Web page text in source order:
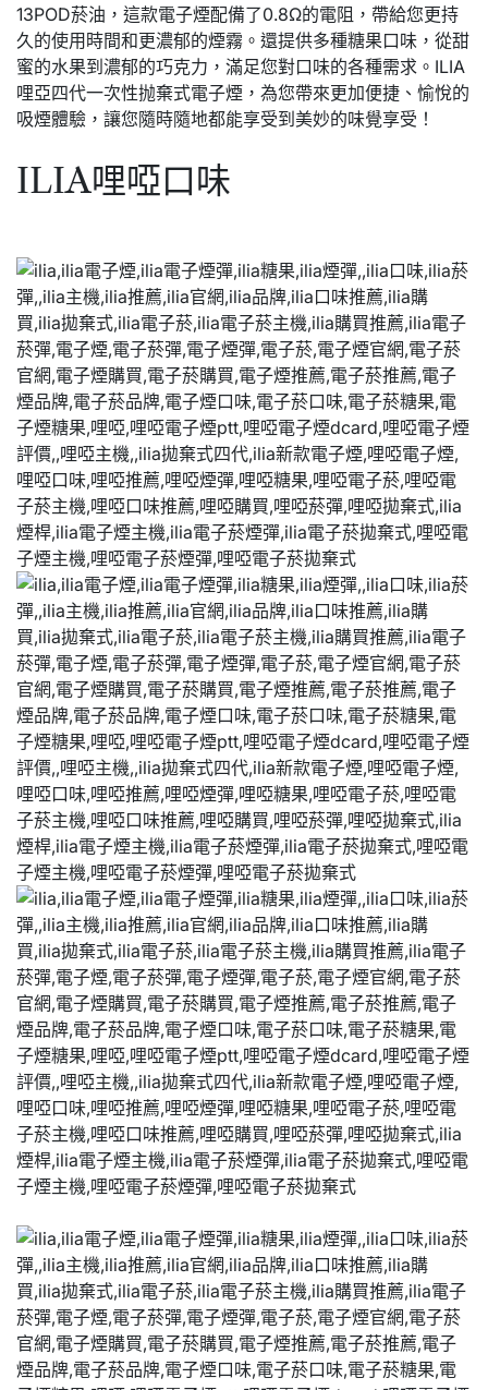
13POD菸油，這款電子煙配備了0.8Ω的電阻，帶給您更持
久的使用時間和更濃郁的煙霧。還提供多種糖果口味，從甜
蜜的水果到濃郁的巧克力，滿足您對口味的各種需求。ILIA
哩亞四代一次性抛棄式電子煙，為您帶來更加便捷、愉悅的
吸煙體驗，讓您隨時隨地都能享受到美妙的味覺享受！
ILIA哩啞口味